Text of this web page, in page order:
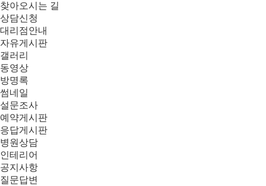
찾아오시는 길
상담신청
대리점안내
자유게시판
갤러리
동영상
방명록
썸네일
설문조사
예약게시판
응답게시판
병원상담
인테리어
공지사항
질문답변